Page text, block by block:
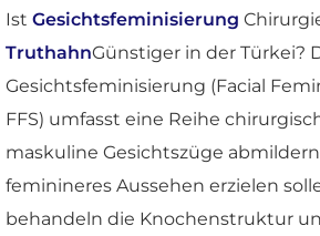
Ist Gesichtsfeminisierung
TruthahnGünstiger in der Türkei?
Gesichtsfeminisierung (Facial
FFS) umfasst eine Reihe
maskuline Gesichtszüge
feminineres Aussehen erzielen
behandeln die Knochenstruktur